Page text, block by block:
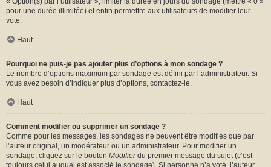
pour une durée illimitée) et enfin permettre aux utilisateurs de modifier leur
vote.
Haut
Pourquoi ne puis-je pas ajouter plus d’options à mon sondage ?
Le nombre d’options maximum par sondage est défini par l’administrateur. Si
vous avez besoin d’indiquer plus d’options, contactez-le.
Haut
Comment modifier ou supprimer un sondage ?
Comme pour les messages, les sondages ne peuvent être modifiés que par
l’auteur original, un modérateur ou un administrateur. Pour modifier un
sondage, cliquez sur le bouton Modifierdu premier message du sujet (c’est
toujours celui auquel est associé le sondage). Si personne n’a voté, l’auteur